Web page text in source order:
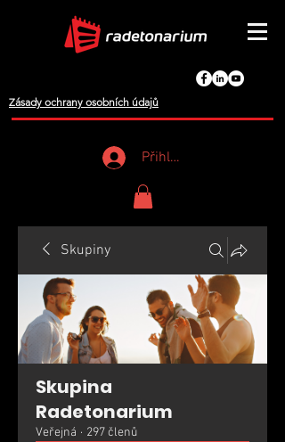
Zásady ochrany osobních údajů
Přihlášení
Skupiny
Skupina
Radetonarium
Veřejná · 297 členů